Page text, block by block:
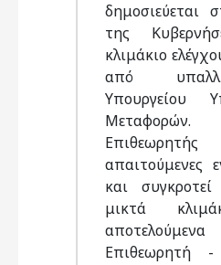
δημοσιεύεται
της
κλιμάκιο
από
Υπουργείου
απαιτούμενες
και
μικτά
Επιθεωρητή